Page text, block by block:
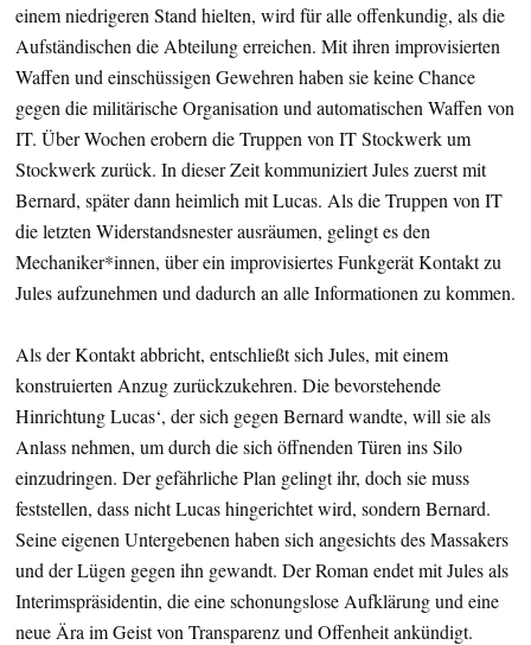
einem niedrigeren Stand hielten, wird für alle offenkundig, als die
Aufständischen die Abteilung erreichen. Mit ihren improvisierten
Waffen und einschüssigen Gewehren haben sie keine Chance
gegen die militärische Organisation und automatischen Waffen von
IT. Über Wochen erobern die Truppen von IT Stockwerk um
Stockwerk zurück. In dieser Zeit kommuniziert Jules zuerst mit
Bernard, später dann heimlich mit Lucas. Als die Truppen von IT
die letzten Widerstandsnester ausräumen, gelingt es den
Mechaniker*innen, über ein improvisiertes Funkgerät Kontakt zu
Jules aufzunehmen und dadurch an alle Informationen zu kommen.
Als der Kontakt abbricht, entschließt sich Jules, mit einem
konstruierten Anzug zurückzukehren. Die bevorstehende
Hinrichtung Lucas‘, der sich gegen Bernard wandte, will sie als
Anlass nehmen, um durch die sich öffnenden Türen ins Silo
einzudringen. Der gefährliche Plan gelingt ihr, doch sie muss
feststellen, dass nicht Lucas hingerichtet wird, sondern Bernard.
Seine eigenen Untergebenen haben sich angesichts des Massakers
und der Lügen gegen ihn gewandt. Der Roman endet mit Jules als
Interimspräsidentin, die eine schonungslose Aufklärung und eine
neue Ära im Geist von Transparenz und Offenheit ankündigt.